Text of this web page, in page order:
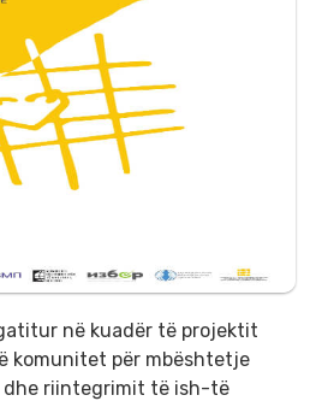
në kuadër të projektit
komunitet për mbështetje
riintegrimit të ish-të